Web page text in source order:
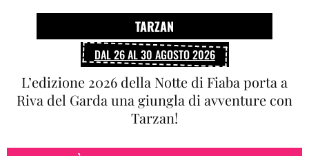
TARZAN
DAL 26 AL 30 AGOSTO 2026
L’edizione 2026 della Notte di Fiaba porta a
Riva del Garda una giungla di avventure con
Tarzan!